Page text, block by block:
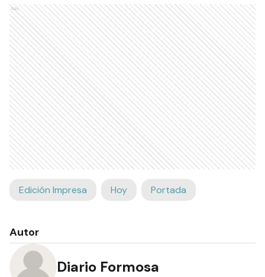
Ads
Edición Impresa Hoy Portada
Autor
Diario Formosa